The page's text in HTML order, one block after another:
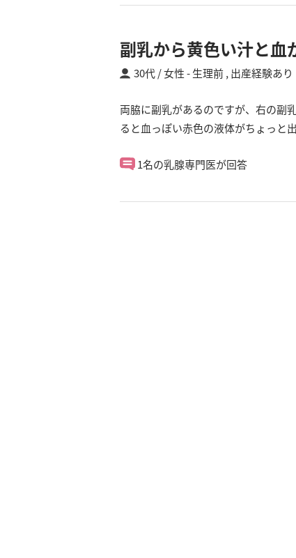
副乳から黄色い汁と血
30代 / 女性 生理前 , 出産経験あり
両脇に副乳があるのですが、右の副
ると血っぽい赤色の液体がちょっと
1名の乳腺専門医が回答